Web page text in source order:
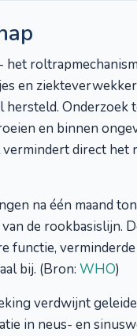
en
Onderzoek
en binnen
direct het
na één maand
de rookbasislijn.
functie,
bij. (Bron: WHO)
verdwijnt
in neus- en